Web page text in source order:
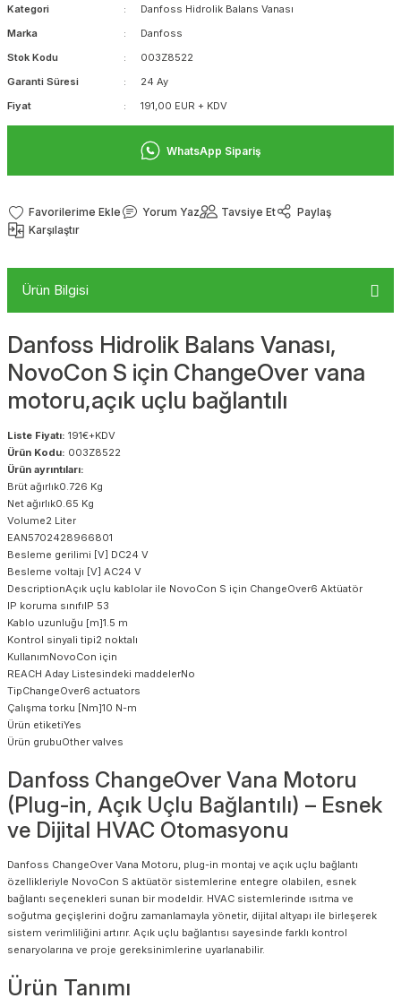
Kategori
Danfoss Hidrolik Balans Vanası
Marka
Danfoss
Stok Kodu
003Z8522
Garanti Süresi
24 Ay
Fiyat
191,00 EUR + KDV
WhatsApp Sipariş
Yorum Yaz Tavsiye Et
Paylaş
Karşılaştır
Ürün Bilgisi
Danfoss Hidrolik Balans Vanası,
NovoCon S için ChangeOver vana
motoru,açık uçlu bağlantılı
Liste Fiyatı: 191€+KDV
Ürün Kodu: 003Z8522
Ürün ayrıntıları:
Brüt ağırlık0.726 Kg
Net ağırlık0.65 Kg
Volume2 Liter
EAN5702428966801
Besleme gerilimi [V] DC24 V
Besleme voltajı [V] AC24 V
DescriptionAçık uçlu kablolar ile NovoCon S için ChangeOver6 Aktüatör
IP koruma sınıfıIP 53
Kablo uzunluğu [m]1.5 m
Kontrol sinyali tipi2 noktalı
KullanımNovoCon için
REACH Aday Listesindeki maddelerNo
TipChangeOver6 actuators
Çalışma torku [Nm]10 N-m
Ürün etiketiYes
Ürün grubuOther valves
Danfoss ChangeOver Vana Motoru
(Plug-in, Açık Uçlu Bağlantılı) – Esnek
ve Dijital HVAC Otomasyonu
Danfoss ChangeOver Vana Motoru, plug-in montaj ve açık uçlu bağlantı
özellikleriyle NovoCon S aktüatör sistemlerine entegre olabilen, esnek
bağlantı seçenekleri sunan bir modeldir. HVAC sistemlerinde ısıtma ve
soğutma geçişlerini doğru zamanlamayla yönetir, dijital altyapı ile birleşerek
sistem verimliliğini artırır. Açık uçlu bağlantısı sayesinde farklı kontrol
senaryolarına ve proje gereksinimlerine uyarlanabilir.
Ürün Tanımı